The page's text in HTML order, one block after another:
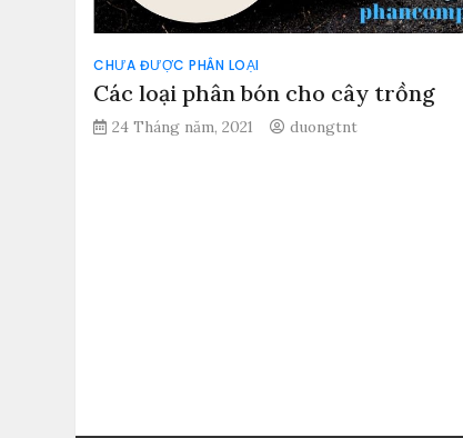
CHƯA ĐƯỢC PHÂN LOẠI
Các loại phân bón cho cây trồng
24 Tháng năm, 2021 duongtnt